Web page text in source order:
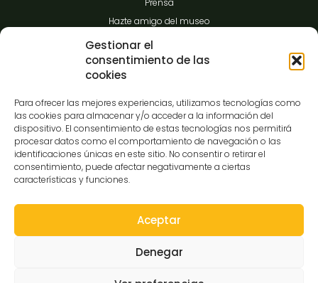
Gestionar el
consentimiento de las
cookies
Para ofrecer las mejores experiencias, utilizamos tecnologías como
las cookies para almacenar y/o acceder a la información del
dispositivo. El consentimiento de estas tecnologías nos permitirá
procesar datos como el comportamiento de navegación o las
identificaciones únicas en este sitio. No consentir o retirar el
consentimiento, puede afectar negativamente a ciertas
características y funciones.
Aceptar
Denegar
Hazte amigo del museo
Transparencia
C/Gibraltar,14
37008-Salamanca